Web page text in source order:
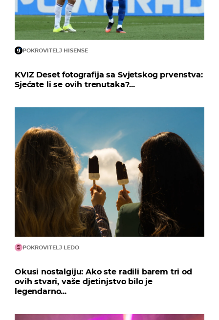
POKROVITELJ HISENSE
KVIZ Deset fotografija sa Svjetskog prvenstva:
Sjećate li se ovih trenutaka?...
POKROVITELJ LEDO
Okusi nostalgiju: Ako ste radili barem tri od
ovih stvari, vaše djetinjstvo bilo je
legendarno...